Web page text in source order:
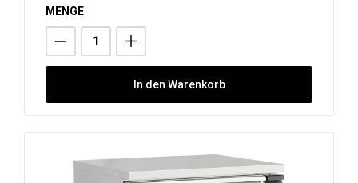
MENGE
In den Warenkorb